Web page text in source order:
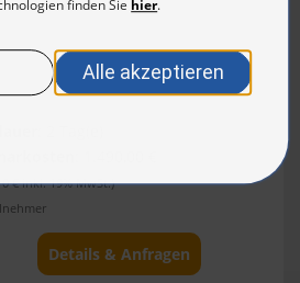
€ inkl. 19% MwSt.)
Details & Anfragen